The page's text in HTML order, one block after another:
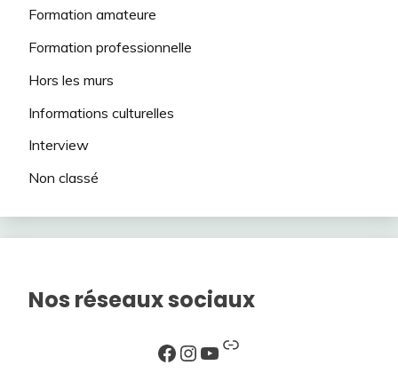
Formation amateure
Formation professionnelle
Hors les murs
Informations culturelles
Interview
Non classé
Nos réseaux sociaux
Facebook
Instagram
YouTube
Lien